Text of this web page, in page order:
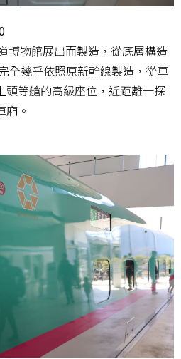
博物館展出而製造，從底層構造
全幾乎依照原新幹線製造，從車
頭等艙的高級座位，近距離一探
廂。